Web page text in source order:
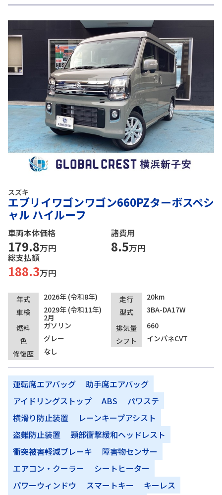
スズキ
エブリイワゴンワゴン660PZターボスペシ
ャル ハイルーフ
車両本体価格
179.8万円
諸費用
8.5万円
総支払額
188.3万円
年式 2026年 (令和8年) 走行
20km
車検
2029年 (令和11年)
2月
型式
3BA-DA17W
燃料
ガソリン 排気量
660
色
グレー シフト
インパネCVT
修復歴
なし
運転席エアバッグ
助手席エアバッグ
アイドリングストップ
ABS
パワステ
横滑り防止装置
レーンキープアシスト
盗難防止装置
頸部衝撃緩和ヘッドレスト
衝突被害軽減ブレーキ
障害物センサー
エアコン・クーラー
シートヒーター
パワーウィンドウ
スマートキー
キーレス